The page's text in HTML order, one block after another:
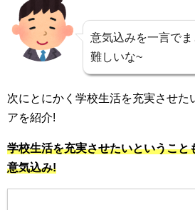
意気込みを一言で
難しいな~
次にとにかく学校生活を充実させた
アを紹介!
学校生活を充実させたいということ
意気込み!